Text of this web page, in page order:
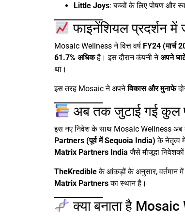
Little Joys: बच्चों के लिए पोषण और
फाइनेंशियल प्रदर्शन में
Mosaic Wellness ने वित्त वर्ष FY24 (मार्च
61.7% अधिकहै। इस दौरान कंपनी नेअपने
था।
इस तरह Mosaic ने अपनेविकास और मुनाफे
अब तक जुटाई गई कुल
इस नए निवेश के साथ Mosaic Wellness
Partners (पूर्व में Sequoia India) के नेतृत्व
Matrix Partners India जैसे मौजूदा निवेशकों
TheKredibleके आंकड़ों के अनुसार, वर्तमान में
Matrix Partnersका स्थान है।
क्या बनाता है